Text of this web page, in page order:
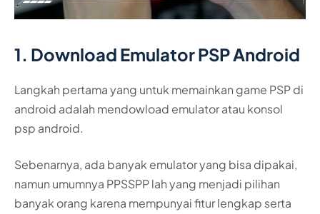
1. Download Emulator PSP Android
Langkah pertama yang untuk memainkan game PSP di
android adalah mendowload emulator atau konsol
psp android.
Sebenarnya, ada banyak emulator yang bisa dipakai,
namun umumnya PPSSPP lah yang menjadi pilihan
banyak orang karena mempunyai fitur lengkap serta